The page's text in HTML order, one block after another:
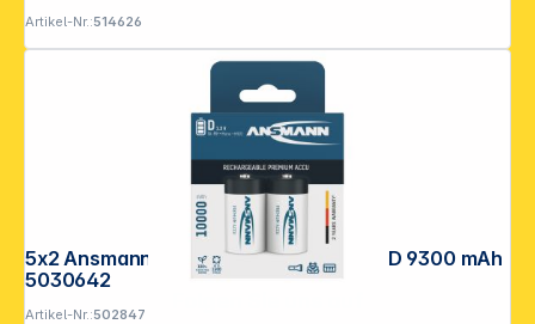
Artikel-Nr.:514626
5x2 Ansmann NiMH Akku 10000 Mono D 9300 mAh
5030642
Artikel-Nr.:502847